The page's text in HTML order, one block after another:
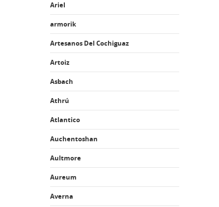
Ariel
armorik
Artesanos Del Cochiguaz
Artoiz
Asbach
Athrú
Atlantico
Auchentoshan
Aultmore
Aureum
Averna